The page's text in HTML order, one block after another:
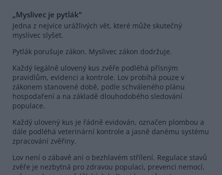
„Myslivec je pytlák“
Jedna z nejvíce urážlivých vět, které může skutečný
myslivec slyšet.
Pytlák porušuje zákon. Myslivec zákon dodržuje.
Každý legálně ulovený kus zvěře podléhá přísným
pravidlům, evidenci a kontrole. Lov probíhá pouze v
zákonem stanovené době, podle schváleného plánu
hospodaření a na základě dlouhodobého sledování
populace.
Každý ulovený kus je řádně evidován, označen plombou a
dále podléhá veterinární kontrole a jasně danému systému
zpracování zvěřiny.
Lov není o zábavě ani o bezhlavém střílení. Regulace stavů
zvěře je nezbytná pro zdravou populaci, prevenci nemocí,